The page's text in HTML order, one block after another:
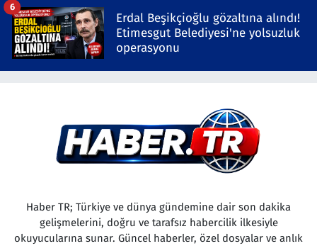
Erdal Beşikçioğlu gözaltına alındı!
Etimesgut Belediyesi'ne yolsuzluk
operasyonu
6
Haber TR; Türkiye ve dünya gündemine dair son dakika
gelişmelerini, doğru ve tarafsız habercilik ilkesiyle
okuyucularına sunar. Güncel haberler, özel dosyalar ve anlık